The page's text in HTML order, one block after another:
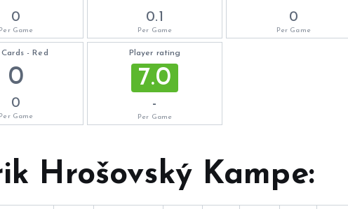
0
Per Game
0.1
Per Game
0
Per Game
Cards - Red
0
0
Per Game
Player rating
7.0
-
Per Game
Hrošovský Kampe: